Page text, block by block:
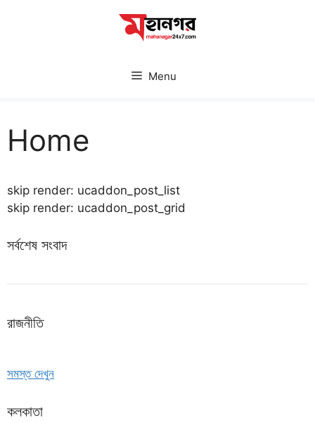
Menu
Home
skip render: ucaddon_post_list
skip render: ucaddon_post_grid
সর্বশেষ সংবাদ
রাজনীতি
সমস্ত দেখুন
কলকাতা